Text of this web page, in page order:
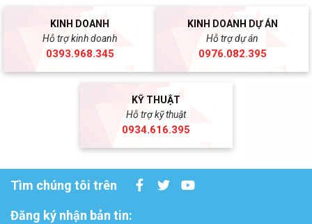
KINH DOANH
Hỗ trợ kinh doanh
0393.968.345
KINH DOANH DỰ ÁN
Hỗ trợ dự án
0976.082.395
KỸ THUẬT
Hỗ trợ kỹ thuật
0934.616.395
Tìm chúng tôi trên
Đăng ký nhận bản tin: